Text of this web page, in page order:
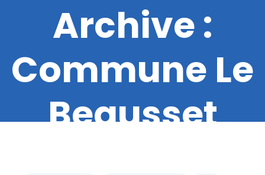
Archive :
Commune Le
Beausset